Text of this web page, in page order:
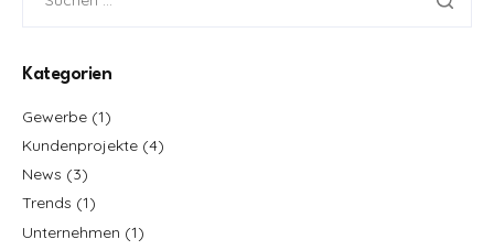
Kategorien
Gewerbe (1)
Kundenprojekte (4)
News (3)
Trends (1)
Unternehmen (1)